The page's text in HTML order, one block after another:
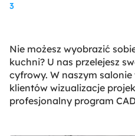
3
Nie możesz wyobrazić
kuchni? U nas przelejesz
cyfrowy. W naszym
klientów wizualizacje
profesjonalny program